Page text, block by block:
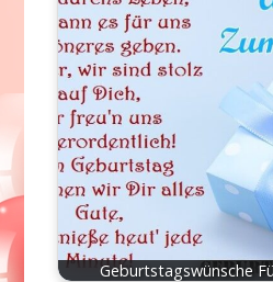
Geburtstagswünsche